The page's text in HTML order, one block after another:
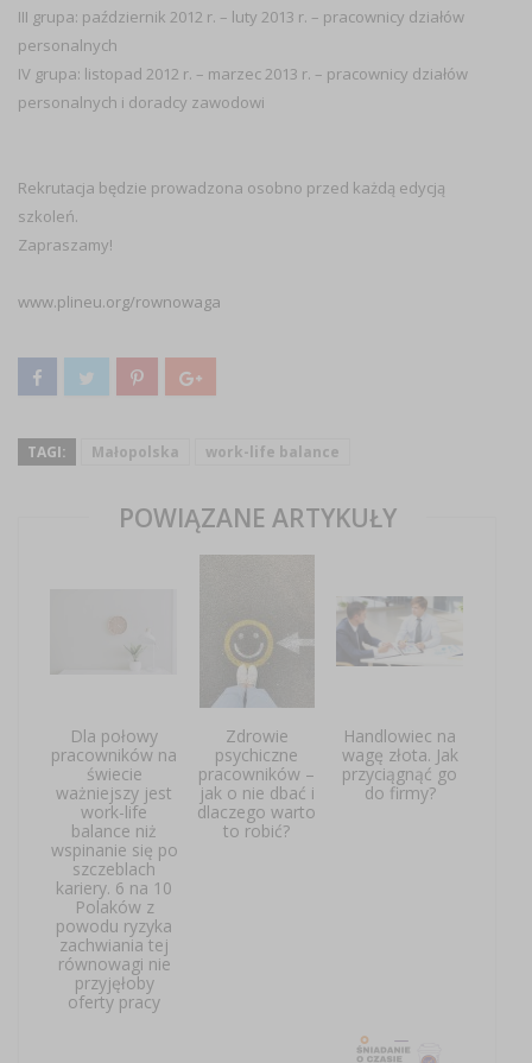
III grupa: październik 2012 r. – luty 2013 r. – pracownicy działów
personalnych
IV grupa: listopad 2012 r. – marzec 2013 r. – pracownicy działów
personalnych i doradcy zawodowi
Rekrutacja będzie prowadzona osobno przed każdą edycją
szkoleń.
Zapraszamy!
www.plineu.org/rownowaga
TAGI: Małopolska work-life balance
POWIĄZANE ARTYKUŁY
Dla połowy
pracowników na
świecie
ważniejszy jest
work-life
balance niż
wspinanie się po
szczeblach
kariery. 6 na 10
Polaków z
powodu ryzyka
zachwiania tej
równowagi nie
przyjęłoby
oferty pracy
Zdrowie
psychiczne
pracowników –
jak o nie dbać i
dlaczego warto
to robić?
Handlowiec na
wagę złota. Jak
przyciągnąć go
do firmy?